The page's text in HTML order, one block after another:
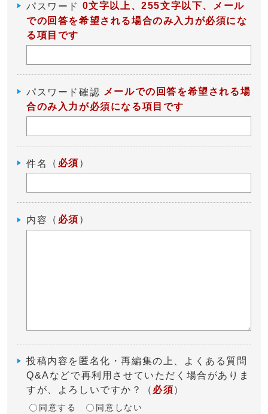
パスワード 0文字以上、255文字以下、メール
での回答を希望される場合のみ入力が必須にな
る項目です
パスワード確認 メールでの回答を希望される場
合のみ入力が必須になる項目です
件名 （ 必須 ）
内容 （ 必須 ）
投稿内容を匿名化・再編集の上、よくある質問
Q&Aなどで再利用させていただく場合がありま
すが、よろしいですか？
（ 必須）
同意する 同意しない